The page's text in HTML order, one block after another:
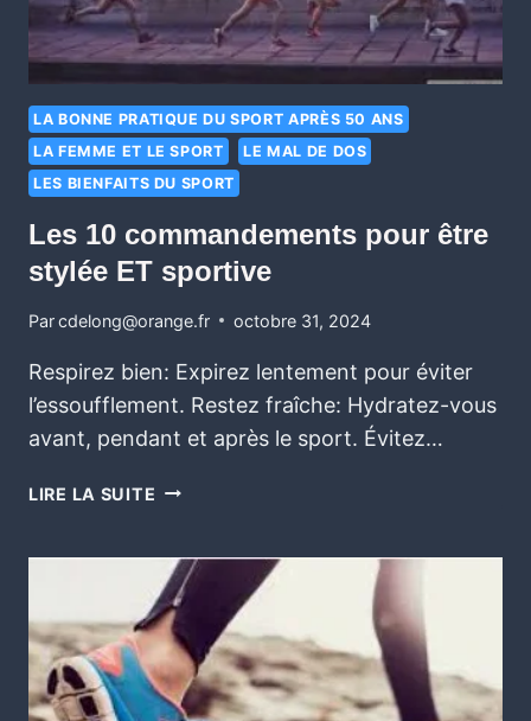
LA BONNE PRATIQUE DU SPORT APRÈS 50 ANS
LA FEMME ET LE SPORT
LE MAL DE DOS
LES BIENFAITS DU SPORT
Les 10 commandements pour être
stylée ET sportive
Parcdelong@orange.fr octobre 31, 2024
Respirez bien: Expirez lentement pour éviter
l’essoufflement. Restez fraîche: Hydratez-vous
avant, pendant et après le sport. Évitez…
LIRE LA SUITE